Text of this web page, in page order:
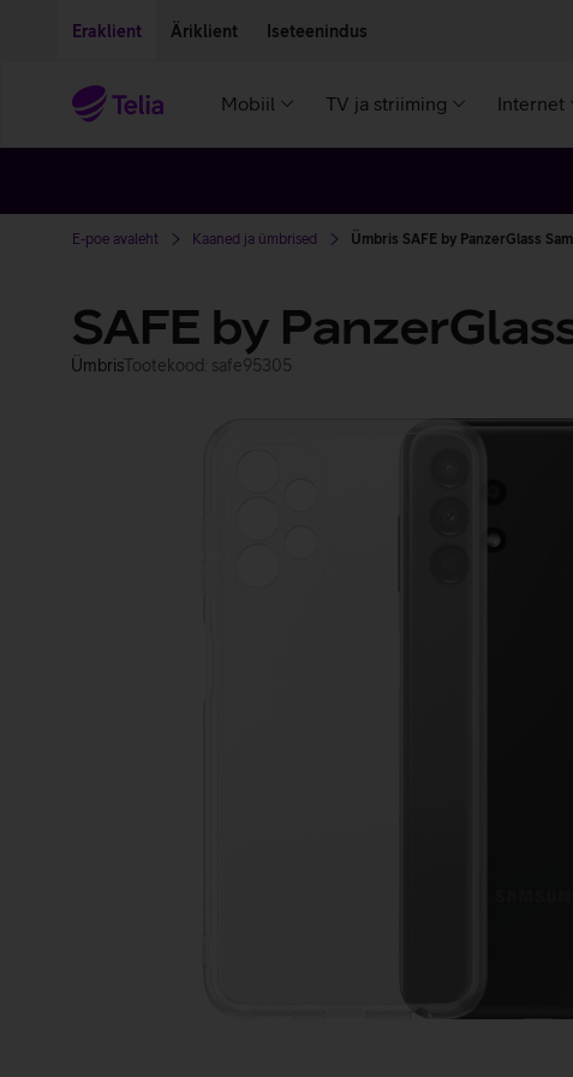
Eraklient Äriklient Iseteenindus
Mobiil TV ja striiming Internet
E-poe avaleht Kaaned ja ümbrised Ümbris SAFE by PanzerGlass
SAFE by
ÜmbrisTootekood: safe95305